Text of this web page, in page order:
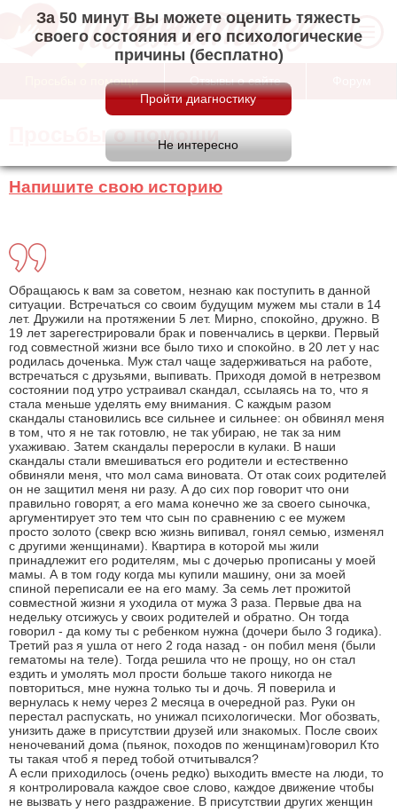
За 50 минут Вы можете оценить тяжесть
своего состояния и его психологические
причины (бесплатно)
Просьбы о помощи Отзывы о сайте
Просьбы о помощи
Напишите свою историю
Обращаюсь к вам за советом, незнаю как поступить в данной
ситуации. Встречаться со своим будущим мужем мы стали в 14
лет. Дружили на протяжении 5 лет. Мирно, спокойно, дружно. В
19 лет зарегестрировали брак и повенчались в церкви. Первый
год совместной жизни все было тихо и спокойно. в 20 лет у нас
родилась доченька. Муж стал чаще задерживаться на работе,
встречаться с друзьями, выпивать. Приходя домой в нетрезвом
состоянии под утро устраивал скандал, ссылаясь на то, что я
стала меньше уделять ему внимания. С каждым разом
скандалы становились все сильнее и сильнее: он обвинял меня
в том, что я не так готовлю, не так убираю, не так за ним
ухаживаю. Затем скандалы переросли в кулаки. В наши
скандалы стали вмешиваться его родители и естественно
обвиняли меня, что мол сама виновата. От отак соих родителей
он не защитил меня ни разу. А до сих пор говорит что они
правильно говорят, а его мама конечно же за своего сыночка,
аргументирует это тем что сын по сравнению с ее мужем
просто золото (свекр всю жизнь випивал, гонял семью, изменял
с другими женщинами). Квартира в которой мы жили
принадлежит его родителям, мы с дочерью прописаны у моей
мамы. А в том году когда мы купили машину, они за моей
спиной переписали ее на его маму. За семь лет прожитой
совместной жизни я уходила от мужа 3 раза. Первые два на
недельку отсижусь у своих родителей и обратно. Он тогда
говорил - да кому ты с ребенком нужна (дочери было 3 годика).
Третий раз я ушла от него 2 года назад - он побил меня (были
гематомы на теле). Тогда решила что не прощу, но он стал
ездить и умолять мол прости больше такого никогда не
повториться, мне нужна только ты и дочь. Я поверила и
вернулась к нему через 2 месяца в очередной раз. Руки он
перестал распускать, но унижал психологически. Мог обозвать,
унизить даже в присутствии друзей или знакомых. После своих
неночеваний дома (пьянок, походов по женщинам)говорил Кто
ты такая чтоб я перед тобой отчитывался?
А если приходилось (очень редко) выходить вместе на люди, то
я контролировала каждое свое слово, каждое движение чтобы
не вызвать у него раздражение. В присутствии других женщин